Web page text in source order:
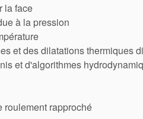
la face
à la pression
et des dilatations thermiques
et d'algorithmes
roulement rapproché